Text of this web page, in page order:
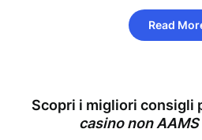
Read
Scopri i migliori consigli
casino non AAMS